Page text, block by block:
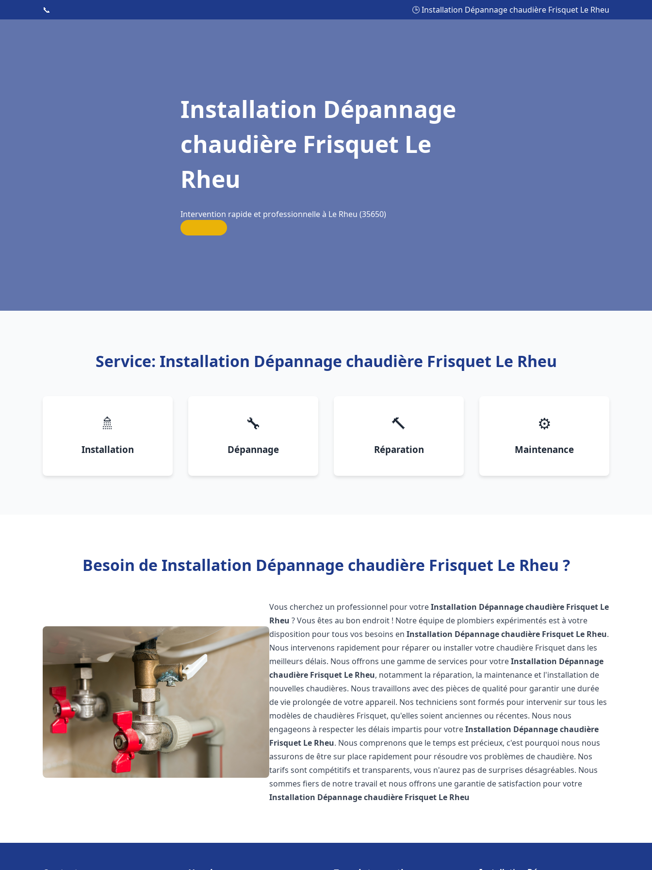
📞 🕒 Installation Dépannage chaudière Frisquet Le Rheu
Installation Dépannage
chaudière Frisquet Le
Rheu
Intervention rapide et professionnelle à Le Rheu (35650)
Service: Installation Dépannage chaudière Frisquet Le Rheu
🚿
Installation
🔧
Dépannage
🔨
Réparation
⚙️
Maintenance
Besoin de Installation Dépannage chaudière Frisquet Le Rheu ?
Vous cherchez un professionnel pour votreInstallation Dépannage chaudière Frisquet Le
Rheu ? Vous êtes au bon endroit ! Notre équipe de plombiers expérimentés est à votre
disposition pour tous vos besoins enInstallation Dépannage chaudière Frisquet Le Rheu.
Nous intervenons rapidement pour réparer ou installer votre chaudière Frisquet dans les
meilleurs délais. Nous offrons une gamme de services pour votreInstallation Dépannage
chaudière Frisquet Le Rheu, notamment la réparation, la maintenance et l'installation de
nouvelles chaudières. Nous travaillons avec des pièces de qualité pour garantir une durée
de vie prolongée de votre appareil. Nos techniciens sont formés pour intervenir sur tous les
modèles de chaudières Frisquet, qu'elles soient anciennes ou récentes. Nous nous
engageons à respecter les délais impartis pour votreInstallation Dépannage chaudière
Frisquet Le Rheu. Nous comprenons que le temps est précieux, c'est pourquoi nous nous
assurons de être sur place rapidement pour résoudre vos problèmes de chaudière. Nos
tarifs sont compétitifs et transparents, vous n'aurez pas de surprises désagréables. Nous
sommes fiers de notre travail et nous offrons une garantie de satisfaction pour votre
Installation Dépannage chaudière Frisquet Le Rheu